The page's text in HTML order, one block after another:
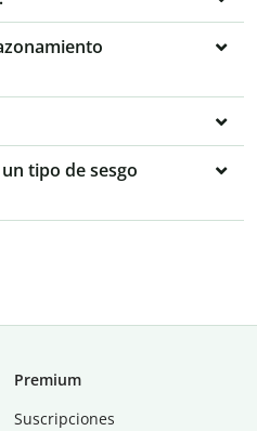
tipo de sesgo
Premium
Suscripciones